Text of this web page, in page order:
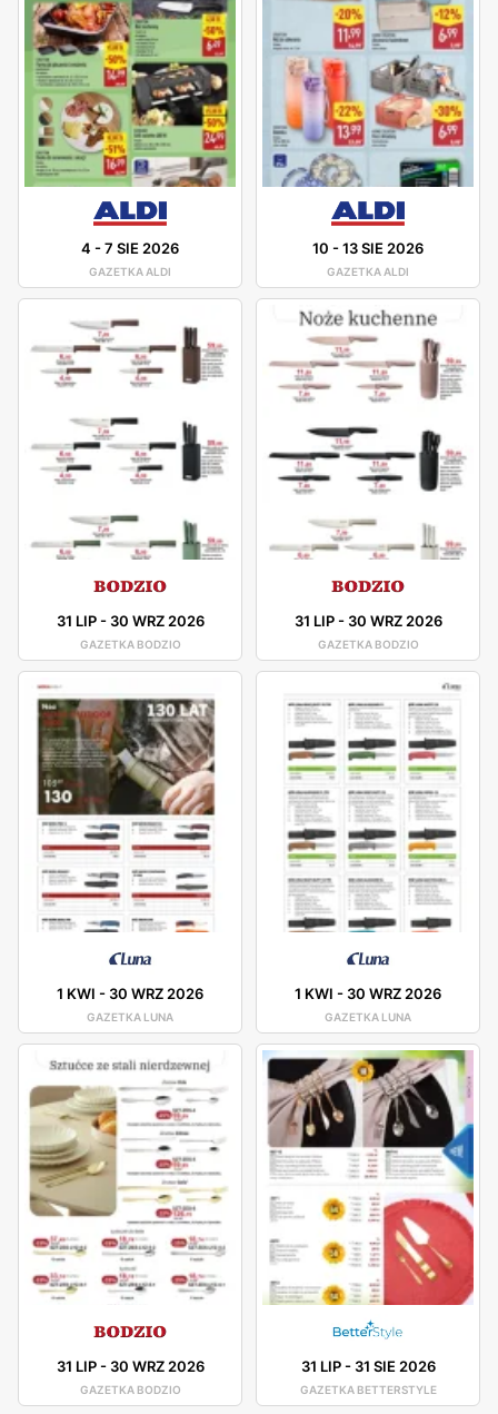
4 -7 SIE 2026
GAZETKA ALDI
10 -13 SIE 2026
GAZETKA ALDI
31 LIP- 30 WRZ 2026
GAZETKA BODZIO
31 LIP- 30 WRZ 2026
GAZETKA BODZIO
1 KWI - 30 WRZ 2026
GAZETKA LUNA
1 KWI - 30 WRZ 2026
GAZETKA LUNA
31 LIP- 30 WRZ 2026
GAZETKA BODZIO
31 LIP- 31 SIE 2026
GAZETKA BETTERSTYLE